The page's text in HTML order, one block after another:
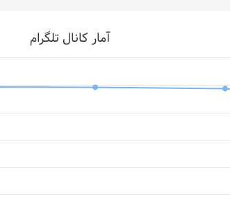
آمار کانال تلگرام